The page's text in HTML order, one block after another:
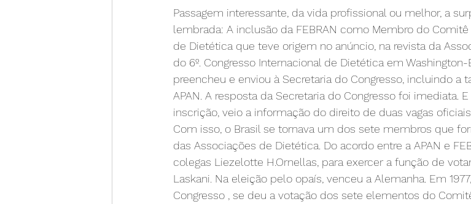
Passagem interessante, da vida profissional ou melhor, a
lembrada: A inclusão da FEBRAN como Membro do
de Dietética que teve origem no anúncio, na revista da
do 6º. Congresso Internacional de Dietética em
preencheu e enviou à Secretaria do Congresso, incluindo a
APAN. A resposta da Secretaria do Congresso foi imediata.
inscrição, veio a informação do direito de duas vagas
Com isso, o Brasil se tornava um dos sete membros que
das Associações de Dietética. Do acordo entre a APAN e
colegas Liezelotte H.Ornellas, para exercer a função de
Laskani. Na eleição pelo opaís, venceu a Alemanha. Em
Congresso , se deu a votação dos sete elementos do